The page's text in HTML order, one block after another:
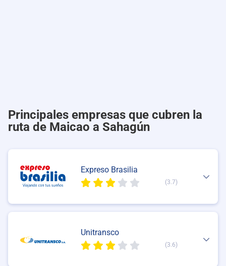
Principales empresas que cubren la
ruta de Maicao a Sahagún
Expreso Brasilia
(3.7)
Unitransco
(3.6)